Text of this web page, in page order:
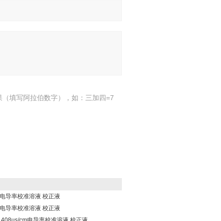
（填写阿拉伯数字），如：三加四=7
导率校准溶液 校正液
导率校准溶液 校正液